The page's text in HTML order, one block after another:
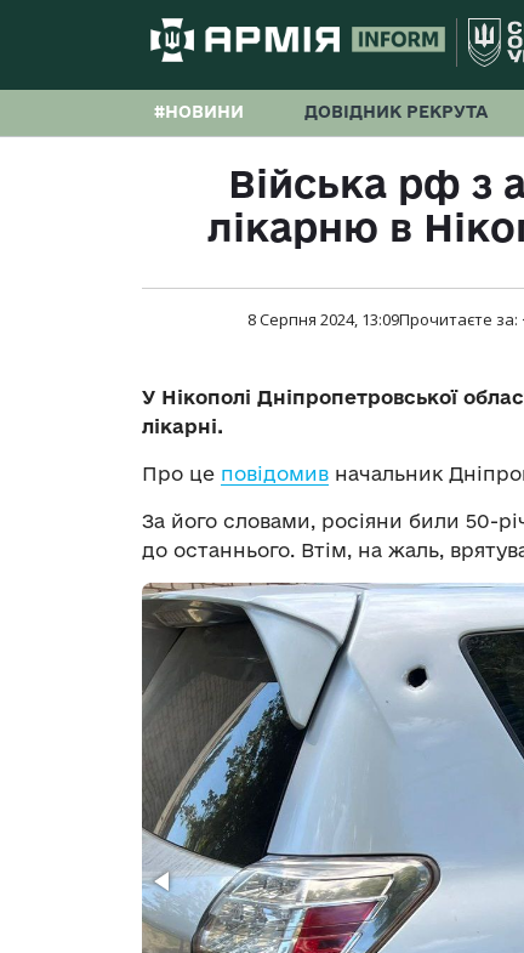
#НОВИНИ ДОВІДНИК РЕКРУТА
Війська рф з
лікарню в
8 Серпня 2024, 13:09Прочитаєте за:
У Нікополі Дніпропетровської
лікарні.
Про це повідомив начальник
За його словами, росіяни били 50-
до останнього. Втім, на жаль,